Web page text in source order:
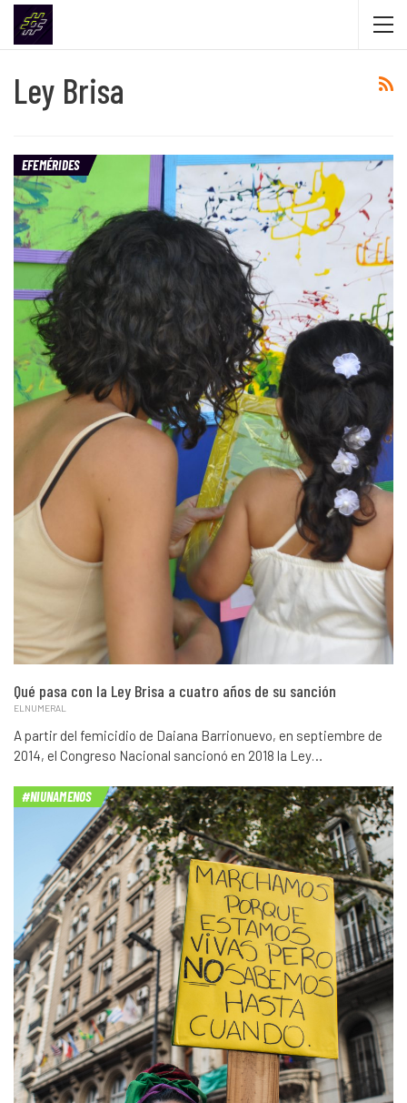
Ley Brisa
EFEMÉRIDES
Qué pasa con la Ley Brisa a cuatro años de su sanción
ELNUMERAL
A partir del femicidio de Daiana Barrionuevo, en septiembre de
2014, el Congreso Nacional sancionó en 2018 la Ley…
#NIUNAMENOS